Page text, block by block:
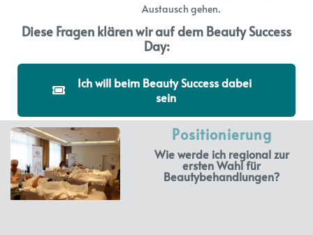
Austausch gehen.
Diese Fragen klären wir auf dem Beauty Success
Day:
Ich will beim Beauty Success dabei
sein
Positionierung
Wie werde ich regional zur
ersten Wahl für
Beautybehandlungen?